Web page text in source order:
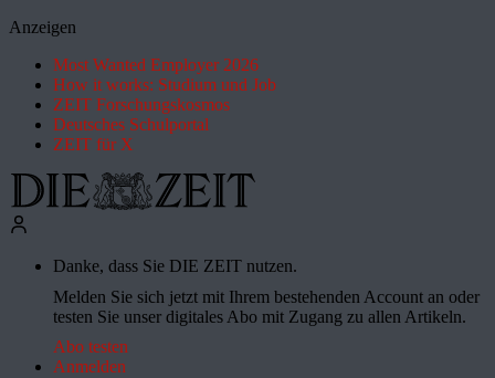
Anzeigen
Most Wanted Employer 2026
How it works: Studium und Job
ZEIT Forschungskosmos
Deutsches Schulportal
ZEIT für X
Danke, dass Sie DIE ZEIT nutzen.
Melden Sie sich jetzt mit Ihrem bestehenden Account an oder
testen Sie unser digitales Abo mit Zugang zu allen Artikeln.
Abo testen
Anmelden